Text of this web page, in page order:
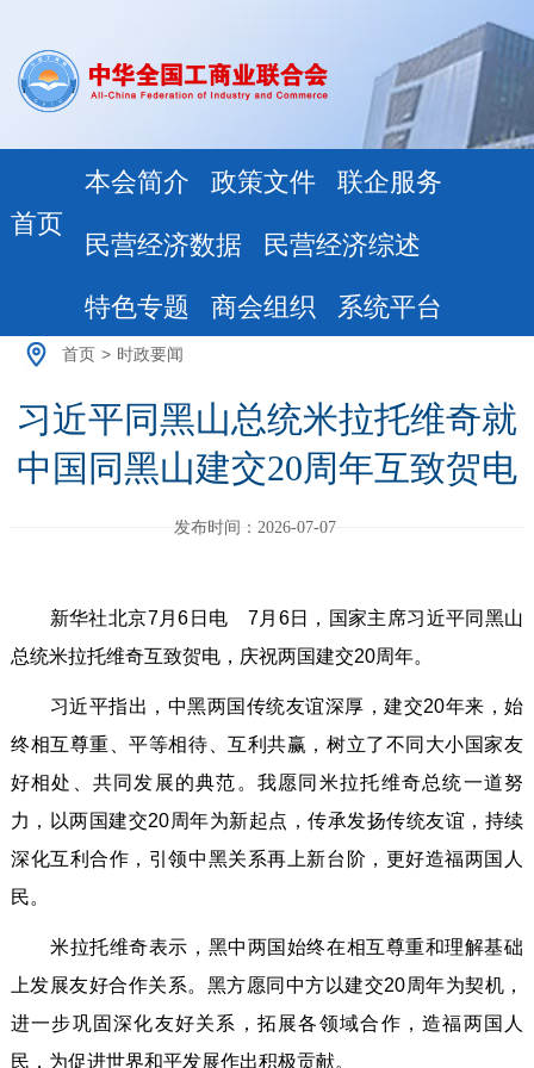
首页
本会简介 政策文件 联企服务
民营经济数据 民营经济综述
特色专题 商会组织 系统平台
首页 > 时政要闻
习近平同黑山总统米拉托维奇就
中国同黑山建交20周年互致贺电
发布时间：2026-07-07
新华社北京7月6日电 7月6日，国家主席习近平同黑山
总统米拉托维奇互致贺电，庆祝两国建交20周年。
习近平指出，中黑两国传统友谊深厚，建交20年来，始
终相互尊重、平等相待、互利共赢，树立了不同大小国家友
好相处、共同发展的典范。我愿同米拉托维奇总统一道努
力，以两国建交20周年为新起点，传承发扬传统友谊，持续
深化互利合作，引领中黑关系再上新台阶，更好造福两国人
民。
米拉托维奇表示，黑中两国始终在相互尊重和理解基础
上发展友好合作关系。黑方愿同中方以建交20周年为契机，
进一步巩固深化友好关系，拓展各领域合作，造福两国人
民，为促进世界和平发展作出积极贡献。